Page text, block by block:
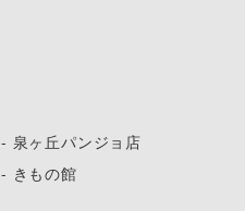
- 泉ヶ丘パンジョ店
- きもの館